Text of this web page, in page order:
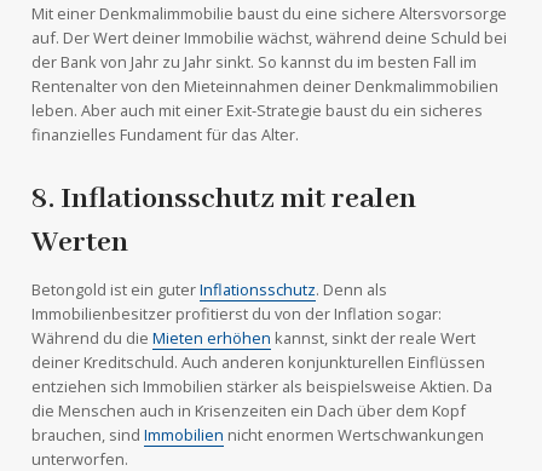
Mit einer Denkmalimmobilie baust du eine sichere Altersvorsorge
auf. Der Wert deiner Immobilie wächst, während deine Schuld bei
der Bank von Jahr zu Jahr sinkt. So kannst du im besten Fall im
Rentenalter von den Mieteinnahmen deiner Denkmalimmobilien
leben. Aber auch mit einer Exit-Strategie baust du ein sicheres
finanzielles Fundament für das Alter.
8. Inflationsschutz mit realen
Werten
Betongold ist ein guterInflationsschutz. Denn als
Immobilienbesitzer profitierst du von der Inflation sogar:
Während du die Mieten erhöhen kannst, sinkt der reale Wert
deiner Kreditschuld. Auch anderen konjunkturellen Einflüssen
entziehen sich Immobilien stärker als beispielsweise Aktien. Da
die Menschen auch in Krisenzeiten ein Dach über dem Kopf
brauchen, sind Immobilien nicht enormen Wertschwankungen
unterworfen.